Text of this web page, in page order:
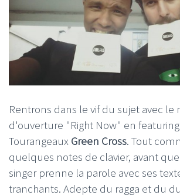
Rentrons dans le vif du sujet avec le
d'ouverture "Right Now" en
Tourangeaux Green Cross. Tout
quelques notes de clavier, avant
singer prenne la parole avec ses
tranchants. Adepte du ragga et du